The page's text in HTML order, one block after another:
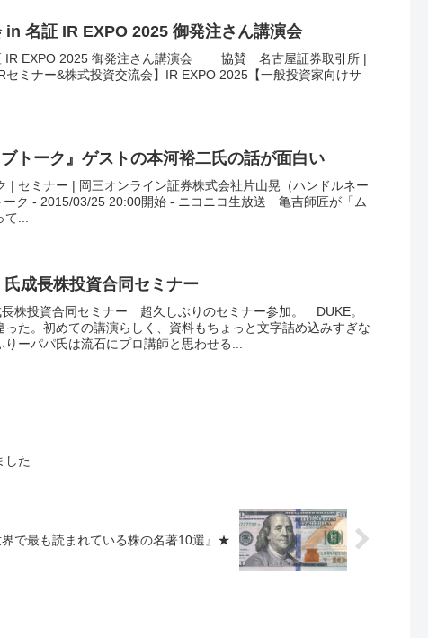
名証 IR EXPO 2025 御発注さん講演会
IR EXPO 2025 御発注さん講演会 協賛 名古屋証券取引所 |
ミナー&株式投資交流会】IR EXPO 2025【一般投資家向けサ
トーク』ゲストの本河裕二氏の話が面白い
| セミナー | 岡三オンライン証券株式会社片山晃（ハンドルネー
ーク - 2015/03/25 20:00開始 - ニコニコ生放送 亀吉師匠が「ム
...
成長株投資合同セミナー
株投資合同セミナー 超久しぶりのセミナー参加。 DUKE。
た。初めての講演らしく、資料もちょっと文字詰め込みすぎな
ーパパ氏は流石にプロ講師と思わせる...
した
で最も読まれている株の名著10選』★